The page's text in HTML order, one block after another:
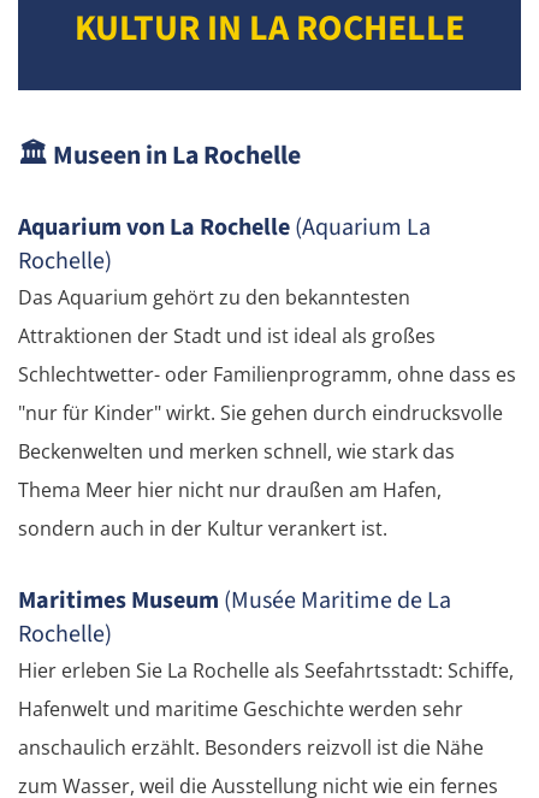
KULTUR IN LA ROCHELLE
🏛️Museen in La Rochelle
Aquarium von La Rochelle(Aquarium La
Rochelle)
Das Aquarium gehört zu den bekanntesten
Attraktionen der Stadt und ist ideal als großes
Schlechtwetter- oder Familienprogramm, ohne dass es
"nur für Kinder" wirkt. Sie gehen durch eindrucksvolle
Beckenwelten und merken schnell, wie stark das
Thema Meer hier nicht nur draußen am Hafen,
sondern auch in der Kultur verankert ist.
Maritimes Museum (Musée Maritime de La
Rochelle)
Hier erleben Sie La Rochelle als Seefahrtsstadt: Schiffe,
Hafenwelt und maritime Geschichte werden sehr
anschaulich erzählt. Besonders reizvoll ist die Nähe
zum Wasser, weil die Ausstellung nicht wie ein fernes